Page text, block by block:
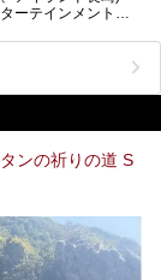
全貌を徹底紹介し
レポート記事です。
ーテインメントリ
、到底一日では遊び
帰り可能な3つのス
の全貌を徹底紹介。
ンの祈りの道 S